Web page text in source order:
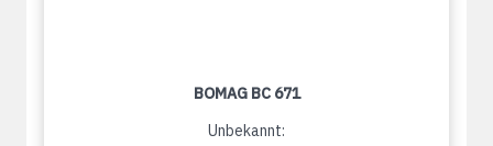
BOMAG BC 671
Unbekannt: